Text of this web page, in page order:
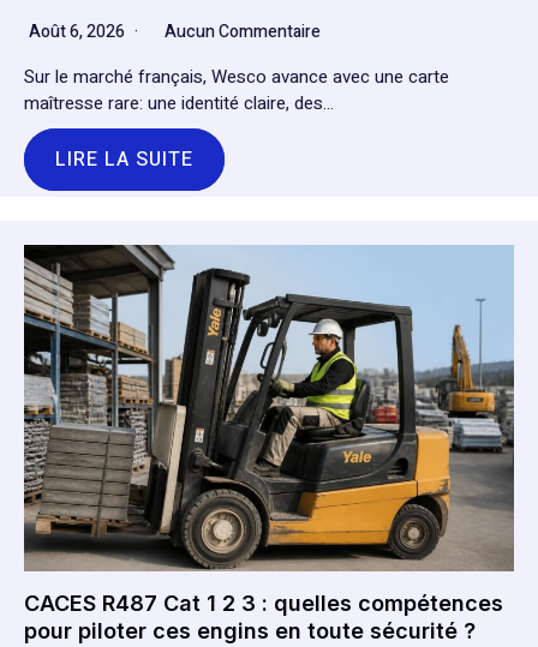
Août 6, 2026
Aucun Commentaire
Sur le marché français, Wesco avance avec une carte
maîtresse rare: une identité claire, des…
LIRE LA SUITE
CACES R487 Cat 1 2 3 : quelles compétences
pour piloter ces engins en toute sécurité ?